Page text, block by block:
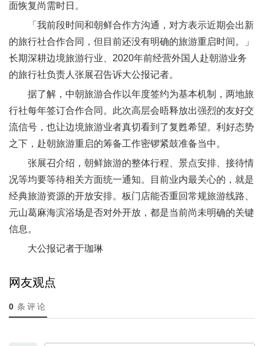
面恢复尚需时日。
「我前段时间和朝鲜合作方沟通，对方表示近期会出新
的旅行社合作合同，但目前还没有明确的旅游重启时间。」
长期深耕边境旅游行业、2020年前经营外国人赴朝游业务
的旅行社负责人张展召告诉大公报记者。
据了解，中朝旅游合作以年度签约为基本机制，两地旅
行社每年签订合作合同。此次高层会晤释放出强烈的友好交
流信号，也让边境旅游业者真切看到了复甦希望。利好态势
之下，赴朝旅游重启的筹备工作密锣紧鼓准备当中。
张展召介绍，朝鲜旅游的整体行程、景点安排、接待情
况等均要等待相关方面统一通知。目前业内最关心的，就是
经典旅游资源的开放安排。板门店能否重回常规旅游线路、
元山葛麻海滨浴场是否对外开放，都是当前尚未明确的关键
信息。
大公报记者于珈琳
网友观点
0 条评论